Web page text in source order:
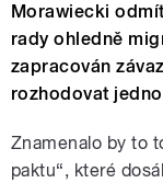
Morawiecki
rady ohledně
zapracován
rozhodovat
Znamenalo by to
paktu“, které